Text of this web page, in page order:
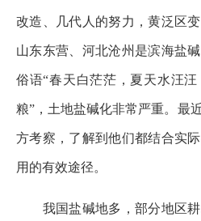
改造、几代人的努力，黄泛区
山东东营、河北沧州是滨海盐
俗语“春天白茫茫，夏天水汪
粮”，土地盐碱化非常严重。最
方考察，了解到他们都结合实
用的有效途径。
我国盐碱地多，部分地区耕